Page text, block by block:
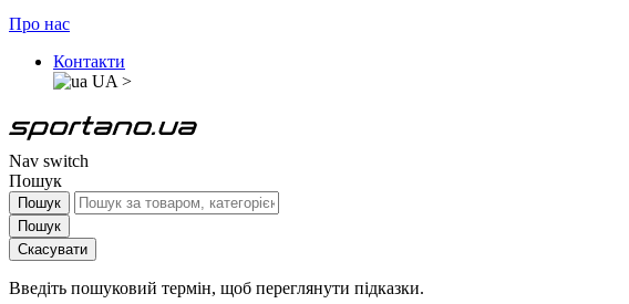
Про нас
Контакти
UA >
Nav switch
Пошук
Пошук
Пошук
Скасувати
Введіть пошуковий термін, щоб переглянути підказки.